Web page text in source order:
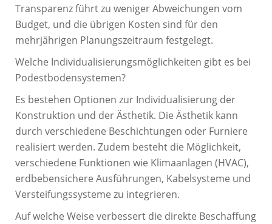
Transparenz führt zu weniger Abweichungen vom
Budget, und die übrigen Kosten sind für den
mehrjährigen Planungszeitraum festgelegt.
Welche Individualisierungsmöglichkeiten gibt es bei
Podestbodensystemen?
Es bestehen Optionen zur Individualisierung der
Konstruktion und der Ästhetik. Die Ästhetik kann
durch verschiedene Beschichtungen oder Furniere
realisiert werden. Zudem besteht die Möglichkeit,
verschiedene Funktionen wie Klimaanlagen (HVAC),
erdbebensichere Ausführungen, Kabelsysteme und
Versteifungssysteme zu integrieren.
Auf welche Weise verbessert die direkte Beschaffung